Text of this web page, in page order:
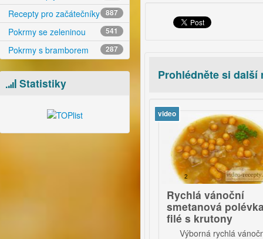
Recepty pro začátečníky 887
Pokrmy se zeleninou 541
Pokrmy s bramborem 287
Statistiky
Prohlédněte si další
Rychlá vánoční
smetanová polévka z
filé s krutony
Výborná rychlá vánoční